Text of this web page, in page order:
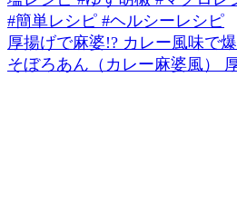
厚揚げで麻婆!? カレー風味で
そぼろあん（カレー麻婆風）